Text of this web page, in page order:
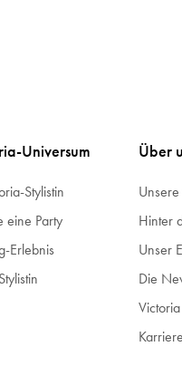
Universum
Stylistin
eine Party
Erlebnis
Über
Hinter
Unser
Die